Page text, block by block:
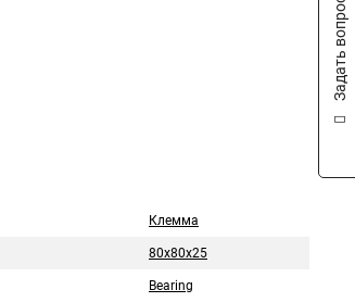
Клемма
80x80x25
Bearing
Задать вопрос